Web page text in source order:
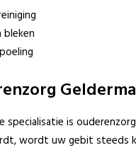
bleken
specialisatie is
wordt uw gebit steeds